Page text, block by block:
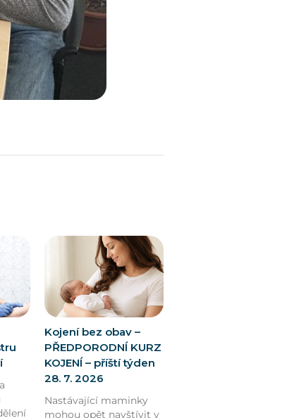
Kojení bez obav –
PŘEDPORODNÍ KURZ
KOJENÍ – příští týden
28. 7. 2026
Nastávající maminky
mohou opět navštívit v